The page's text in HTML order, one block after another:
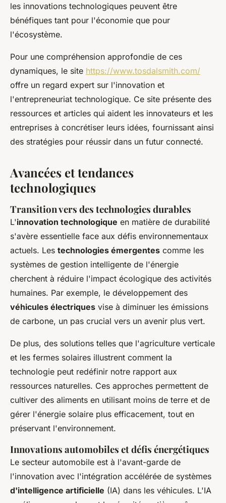
les innovations technologiques peuvent être
bénéfiques tant pour l'économie que pour
l'écosystème.
Pour une compréhension approfondie de ces
dynamiques, le site https://www.tosdalsmith.com/
offre un regard expert sur l'innovation et
l'entrepreneuriat technologique. Ce site présente des
ressources et articles qui aident les innovateurs et les
entreprises à concrétiser leurs idées, fournissant ainsi
des stratégies pour réussir dans un futur connecté.
Avancées et tendances
technologiques
Transition vers des technologies durables
L'innovation technologique en matière de durabilité
s'avère essentielle face aux défis environnementaux
actuels. Les technologies émergentes comme les
systèmes de gestion intelligente de l'énergie
cherchent à réduire l'impact écologique des activités
humaines. Par exemple, le développement des
véhicules électriques vise à diminuer les émissions
de carbone, un pas crucial vers un avenir plus vert.
De plus, des solutions telles que l'agriculture verticale
et les fermes solaires illustrent comment la
technologie peut redéfinir notre rapport aux
ressources naturelles. Ces approches permettent de
cultiver des aliments en utilisant moins de terre et de
gérer l'énergie solaire plus efficacement, tout en
préservant l'environnement.
Innovations automobiles et défis énergétiques
Le secteur automobile est à l'avant-garde de
l'innovation avec l'intégration accélérée de systèmes
d'intelligence artificielle (IA) dans les véhicules. L'IA